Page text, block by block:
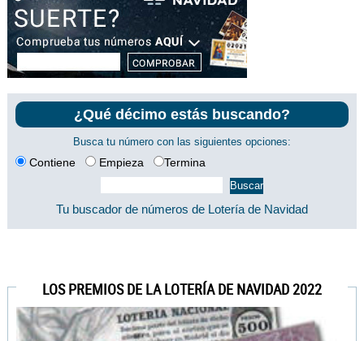
¿Qué décimo estás buscando?
Busca tu número con las siguientes opciones:
Contiene Empieza Termina
Tu buscador de números de Lotería de Navidad
LOS PREMIOS DE LA LOTERÍA DE NAVIDAD 2022